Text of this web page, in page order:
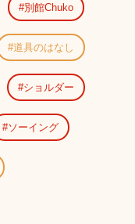
別館Chuko
道具のはなし
ショルダー
ソーイング